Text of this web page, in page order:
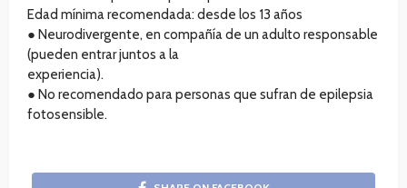
Edad mínima recomendada: desde los 13 años
● Neurodivergente, en compañía de un adulto responsable
(pueden entrar juntos a la
experiencia).
● No recomendado para personas que sufran de epilepsia
fotosensible.